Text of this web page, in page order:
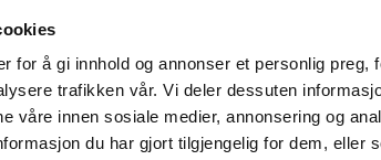
for å gi innhold og annonser et personlig preg,
trafikken vår. Vi deler dessuten
våre innen sosiale medier, annonsering og
du har gjort tilgjengelig for dem, eller
virksomhet blant